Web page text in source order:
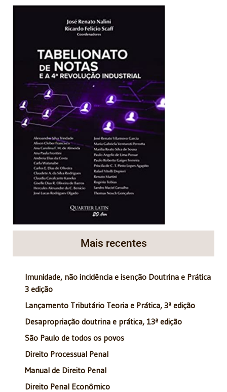
Mais recentes
Imunidade, não incidência e isenção Doutrina e Prática
3 edição
Lançamento Tributário Teoria e Prática, 3ª edição
Desapropriação doutrina e prática, 13ª edição
São Paulo de todos os povos
Direito Processual Penal
Manual de Direito Penal
Direito Penal Econômico